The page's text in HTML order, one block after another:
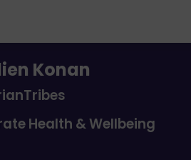
Konan
Health & Wellbeing